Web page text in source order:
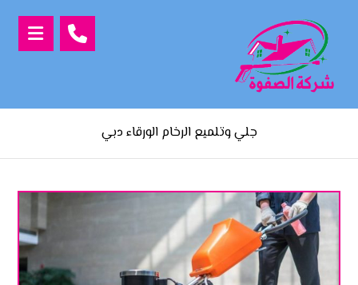
جلي وتلميع الرخام الورقاء دبي